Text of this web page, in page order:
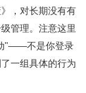
，对长期没有有
管理。注意这里
"——不是你登录
一组具体的行为